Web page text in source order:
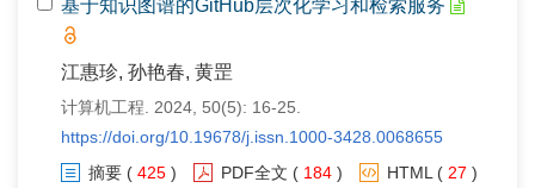
基于知识图谱的GitHub层次化学习和检索服务
江惠珍, 孙艳春, 黄罡
计算机工程. 2024, 50(5): 16-25.
https://doi.org/10.19678/j.issn.1000-3428.0068655
摘要 ( 425 ) PDF全文 ( 184 ) HTML ( 27 )